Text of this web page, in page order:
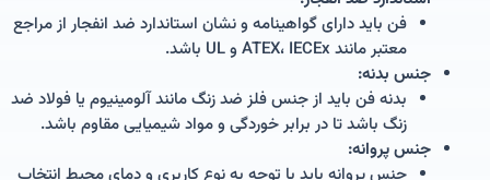
فن باید دارای گواهینامه و نشان استاندارد ضد انفجار از مراجع
معتبر مانند ATEX، IECEx و UL باشد.
جنس بدنه:
بدنه فن باید از جنس فلز ضد زنگ مانند آلومینیوم یا فولاد ضد
زنگ باشد تا در برابر خوردگی و مواد شیمیایی مقاوم باشد.
جنس پروانه: